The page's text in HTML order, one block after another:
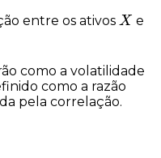
entre os ativos X
X e
como a volatilidade
como a razão
pela correlação.